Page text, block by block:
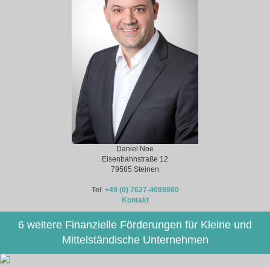
Daniel Noe
Eisenbahnstraße 12
79585 Steinen
Tel: +49 (0) 7627-4099980
Kontakt
6 weitere Finanzielle Förderungen für Kleine und
Mittelständische Unternehmen